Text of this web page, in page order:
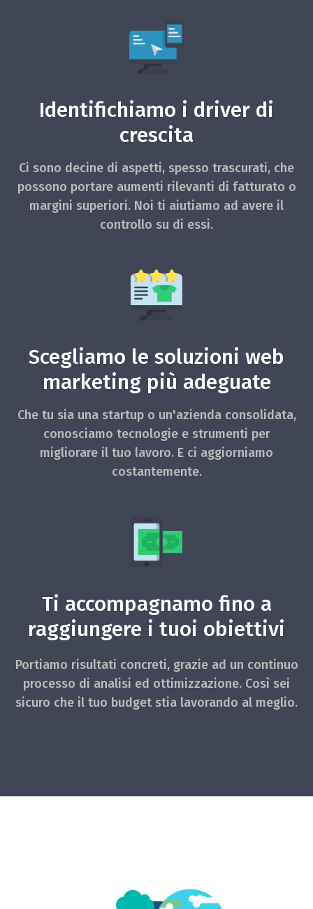
Identifichiamo i driver di
crescita
Ci sono decine di aspetti, spesso trascurati, che
possono portare aumenti rilevanti di fatturato o
margini superiori. Noi ti aiutiamo ad avere il
controllo su di essi.
Scegliamo le soluzioni web
marketing più adeguate
Che tu sia una startup o un'azienda consolidata,
conosciamo tecnologie e strumenti per
migliorare il tuo lavoro. E ci aggiorniamo
costantemente.
Ti accompagnamo fino a
raggiungere i tuoi obiettivi
Portiamo risultati concreti, grazie ad un continuo
processo di analisi ed ottimizzazione. Così sei
sicuro che il tuo budget stia lavorando al meglio.